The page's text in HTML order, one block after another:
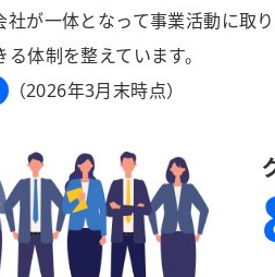
社が一体となって事業活動に取
体制を整えています。
（2026年3月末時点）